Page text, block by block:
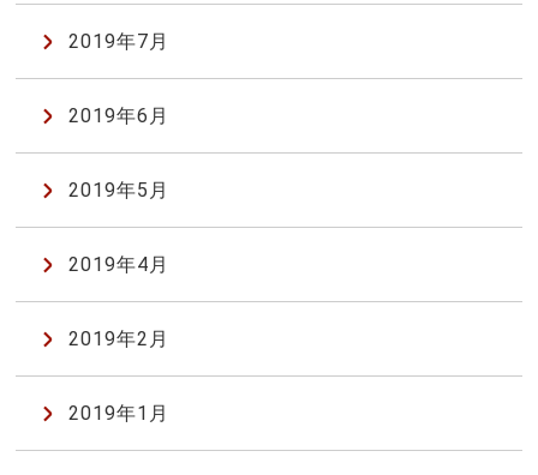
2019年7月
2019年6月
2019年5月
2019年4月
2019年2月
2019年1月